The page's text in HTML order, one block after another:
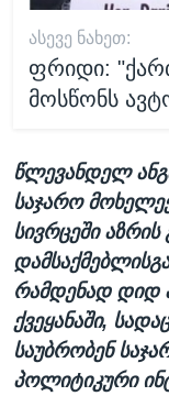
ᲐᲡᲔᲕᲔ ᲜᲐᲮᲔᲗ:
ფრიდი:
მოსწონს
წლევანდელ
საჯარო
სივრცეში
რამდენად დიდ
ქვეყანაში,
საუბრობენ
პოლიტიკური